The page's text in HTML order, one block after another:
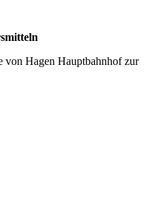
Hagen Hauptbahnhof zur